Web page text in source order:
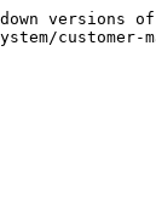
versions of
customer-